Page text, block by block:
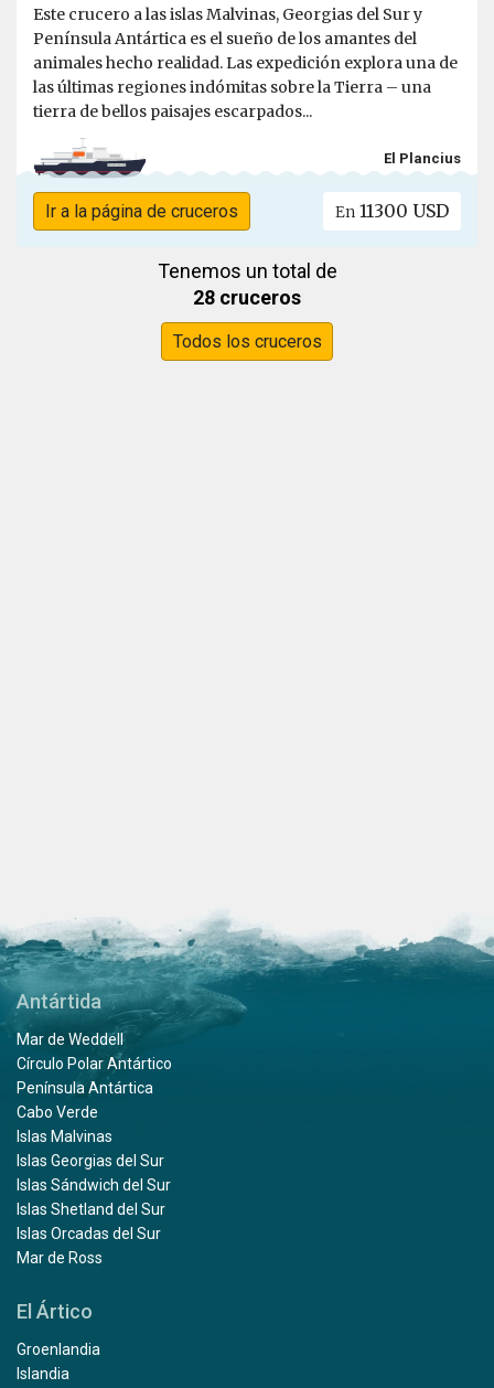
Este crucero a las islas Malvinas, Georgias del Sur y
Península Antártica es el sueño de los amantes del
animales hecho realidad. Las expedición explora una de
las últimas regiones indómitas sobre la Tierra – una
tierra de bellos paisajes escarpados...
El Plancius
Ir a la página de cruceros En 11300 USD
Tenemos un total de
28 cruceros
Todos los cruceros
Antártida
Mar de Weddell
Círculo Polar Antártico
Península Antártica
Cabo Verde
Islas Malvinas
Islas Georgias del Sur
Islas Sándwich del Sur
Islas Shetland del Sur
Islas Orcadas del Sur
Mar de Ross
El Ártico
Groenlandia
Islandia